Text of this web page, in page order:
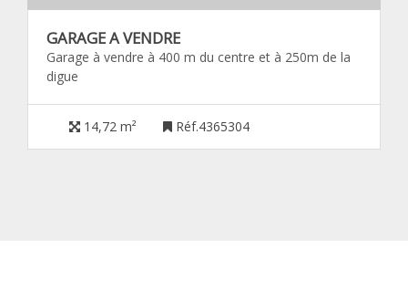
GARAGE A VENDRE
Garage à vendre à 400 m du centre et à 250m de la
digue
14,72 m² Réf.4365304